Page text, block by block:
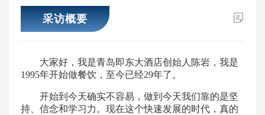
采访概要
大家好，我是青岛即东大酒店创始人陈岩，我是
1995年开始做餐饮，至今已经29年了。
开始到今天确实不容易，做到今天我们靠的是坚
持、信念和学习力。现在这个快速发展的时代，真的